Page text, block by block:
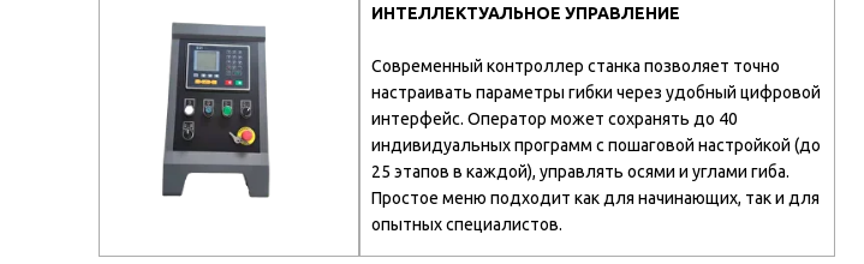
ИНТЕЛЛЕКТУАЛЬНОЕ УПРАВЛЕНИЕ
Современный контроллер станка позволяет точно
настраивать параметры гибки через удобный цифровой
интерфейс. Оператор может сохранять до 40
индивидуальных программ с пошаговой настройкой (до
25 этапов в каждой), управлять осями и углами гиба.
Простое меню подходит как для начинающих, так и для
опытных специалистов.